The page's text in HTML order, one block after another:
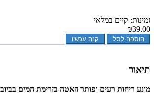
זמינות: קיים במלאי
₪39.00
הוספה לסל קנה עכשיו
תיאור
מונע ריחות רעים ופותר האטה בזרימת המים בביוב